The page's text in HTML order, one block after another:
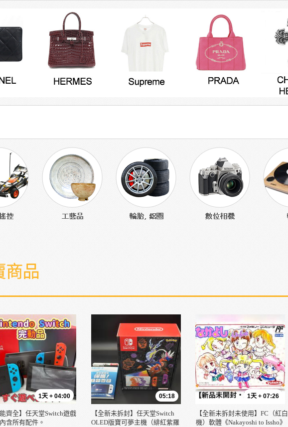
1天 + 04:00
齊全】任天堂Switch遊戲
含所有配件。
05:18
【全新未拆封】任天堂Switch
OLED版寶可夢主機（緋紅紫羅
1天 + 07:26
【全新未拆封未使用】FC（紅白
機）軟體《Nakayoshi to Issho》